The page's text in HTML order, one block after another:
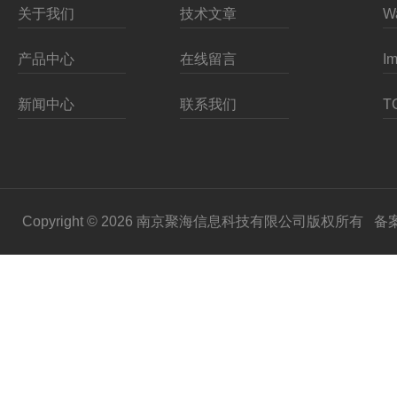
关于我们 技术文章
产品中心 在线留言
新闻中心 联系我们
Copyright © 2026 南京聚海信息科技有限公司版权所有 备